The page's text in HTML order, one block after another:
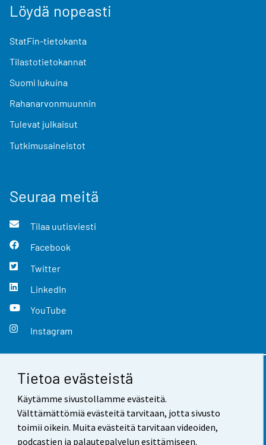
Tietoa evästeistä
Käytämme sivustollamme evästeitä.
Välttämättömiä evästeitä tarvitaan, jotta sivusto
toimii oikein. Muita evästeitä tarvitaan videoiden,
podcastien ja palautepalvelun esittämiseen.
Löydä nopeasti
StatFin-tietokanta
Tilastotietokannat
Suomi lukuina
Rahanarvonmuunnin
Tulevat julkaisut
Tutkimusaineistot
Seuraa meitä
Tilaa uutisviesti
Facebook
Twitter
LinkedIn
YouTube
Instagram
Yhteystiedot
Palaute
Käyttöehdot